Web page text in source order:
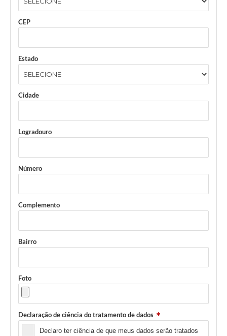
CEP
Estado
Cidade
Logradouro
Número
Complemento
Bairro
Foto
Declaração de ciência do tratamento de dados
Declaro ter ciência de que meus dados serão tratados